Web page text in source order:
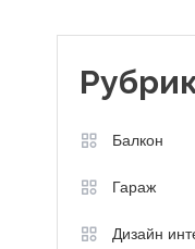
Балкон
Гараж
Дизайн